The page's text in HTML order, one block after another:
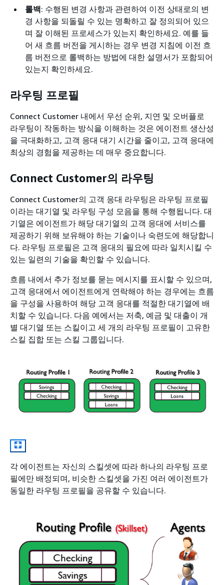
롤백: 수행된 변경 사항과 관련하여 이전 상태로의 변
경 사항을 되돌릴 수 있는 명확하고 잘 정의되어 있으
며 잘 이해된 프로세스가 있는지 확인하세요. 예를 들
어 새 흐름 버전을 게시하는 경우 변경 지침에 이전 흐
름 버전으로 롤백하는 방법에 대한 설명서가 포함되어
있는지 확인하세요.
라우팅 프로필
Connect Customer 내에서 우선 순위, 지연 및 오버플로
라우팅이 작동하는 방식을 이해하는 것은 에이전트 생산성
을 극대화하고, 고객 응대 대기 시간을 줄이고, 고객 응대에
최상의 경험을 제공하는 데 매우 중요합니다.
Connect Customer의 라우팅
Connect Customer의 고객 응대 라우팅은 라우팅 프로필
이라는 대기열 및 라우팅 구성 모음을 통해 수행됩니다. 대
기열은 에이전트가 해당 대기열의 고객 응대에 서비스를
제공하기 위해 보유해야 하는 기술이나 숙련도에 해당합니
다. 라우팅 프로필은 고객 응대의 필요에 따라 일치시킬 수
있는 일련의 기술을 확인할 수 있습니다.
흐름 내에서 추가 정보를 묻는 메시지를 표시할 수 있으며,
고객 응대에서 에이전트에게 연락해야 하는 경우에는 흐름
을 구성을 사용하여 해당 고객 응대를 적절한 대기열에 배
치할 수 있습니다. 다음 예에서는 저축, 예금 및 대출이 개
별 대기열 또는 스킬이고 세 개의 라우팅 프로필이 고유한
스킬 집합 또는 스킬 그룹입니다.
각 에이전트는 자신의 스킬셋에 따라 하나의 라우팅 프로
필에만 배정되며, 비슷한 스킬셋을 가진 여러 에이전트가
동일한 라우팅 프로필을 공유할 수 있습니다.